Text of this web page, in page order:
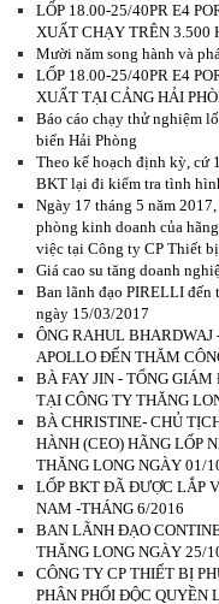
LỐP 18.00-25/40PR E4
XUẤT CHẠY TRÊN 3.500
Mười năm song hành và
LỐP 18.00-25/40PR E4
XUẤT TẠI CẢNG HẢI
Báo cáo chạy thử nghiệm
biển Hải Phòng
Theo kế hoạch định kỳ, cứ
BKT lại đi kiểm tra tình
Ngày 17 tháng 5 năm
phòng kinh doanh của
việc tại Công ty CP Thiết
Giá cao su tăng doanh
Ban lãnh đạo PIRELLI đến
ngày 15/03/2017
ÔNG RAHUL
APOLLO ĐẾN THĂM
BÀ FAY JIN - TỔNG
TẠI CÔNG TY THĂNG
BÀ CHRISTINE- CHỦ
HÀNH (CEO) HÃNG LỐP
THĂNG LONG NGÀY 01/
LỐP BKT ĐÃ ĐƯỢC LẮP
NAM -THÁNG 6/2016
BAN LÃNH ĐẠO
THĂNG LONG NGÀY 25/
CÔNG TY CP THIẾT BỊ
PHÂN PHỐI ĐỘC QUYỀN